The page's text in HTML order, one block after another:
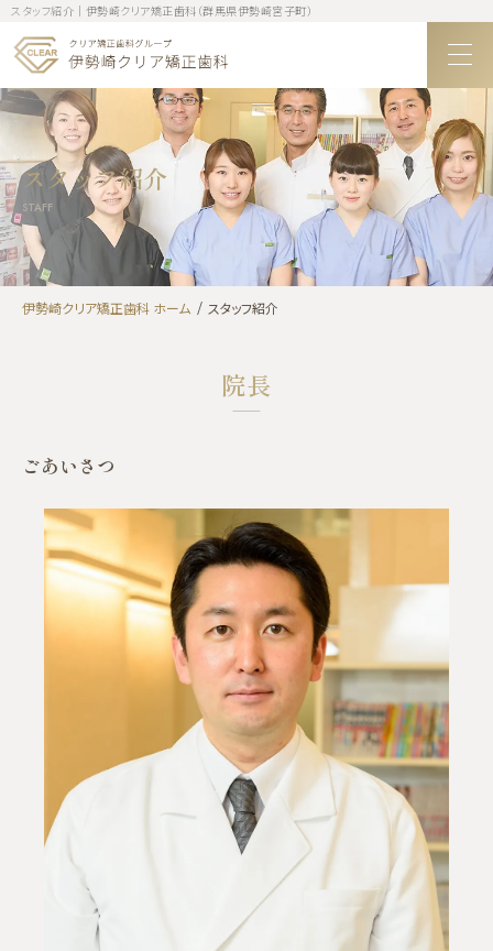
スタッフ紹介｜伊勢崎クリア矯正歯科（群馬県伊勢崎宮子町）
スタッフ紹介
STAFF
伊勢崎クリア矯正歯科 ホーム スタッフ紹介
院長
ごあいさつ